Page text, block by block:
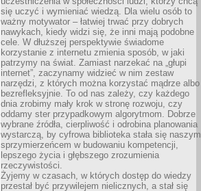
się uczyć i wymieniać wiedzą. Dla wielu osób to
ważny motywator – łatwiej trwać przy dobrych
nawykach, kiedy widzi się, że inni mają podobne
cele. W dłuższej perspektywie świadome
korzystanie z internetu zmienia sposób, w jaki
patrzymy na świat. Zamiast narzekać na „głupi
internet”, zaczynamy widzieć w nim zestaw
narzędzi, z których można korzystać mądrze albo
bezrefleksyjnie. To od nas zależy, czy każdego
dnia zrobimy mały krok w stronę rozwoju, czy
oddamy ster przypadkowym algorytmom. Dobrze
wybrane źródła, cierpliwość i odrobina planowania
wystarczą, by cyfrowa biblioteka stała się naszym
sprzymierzeńcem w budowaniu kompetencji,
lepszego życia i głębszego zrozumienia
rzeczywistości.
Żyjemy w czasach, w których dostęp do wiedzy
przestał być przywilejem nielicznych, a stał się